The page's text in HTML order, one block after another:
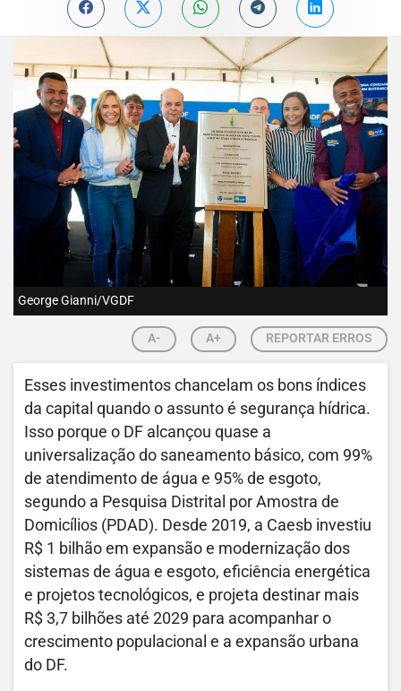
George Gianni/VGDF
A- A+ REPORTAR ERROS
Esses investimentos chancelam os bons índices
da capital quando o assunto é segurança hídrica.
Isso porque o DF alcançou quase a
universalização do saneamento básico, com 99%
de atendimento de água e 95% de esgoto,
segundo a Pesquisa Distrital por Amostra de
Domicílios (PDAD). Desde 2019, a Caesb investiu
R$ 1 bilhão em expansão e modernização dos
sistemas de água e esgoto, eficiência energética
e projetos tecnológicos, e projeta destinar mais
R$ 3,7 bilhões até 2029 para acompanhar o
crescimento populacional e a expansão urbana
do DF.